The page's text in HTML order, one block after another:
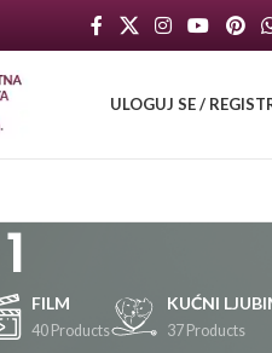
ULOGUJ SE /
FILM
40 Products
KUĆNI
37 Products